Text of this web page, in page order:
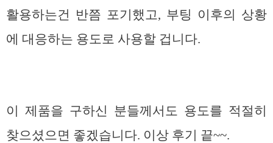
활용하는건 반쯤 포기했고, 부팅 이후의 상황
에 대응하는 용도로 사용할 겁니다.
이 제품을 구하신 분들께서도 용도를 적절히
찾으셨으면 좋겠습니다. 이상 후기 끝~~.